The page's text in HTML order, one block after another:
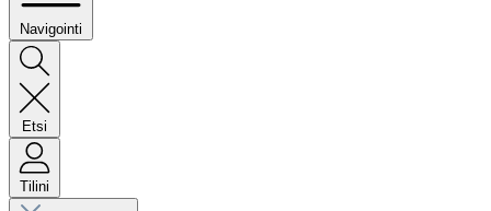
Navigointi
Etsi
Tilini